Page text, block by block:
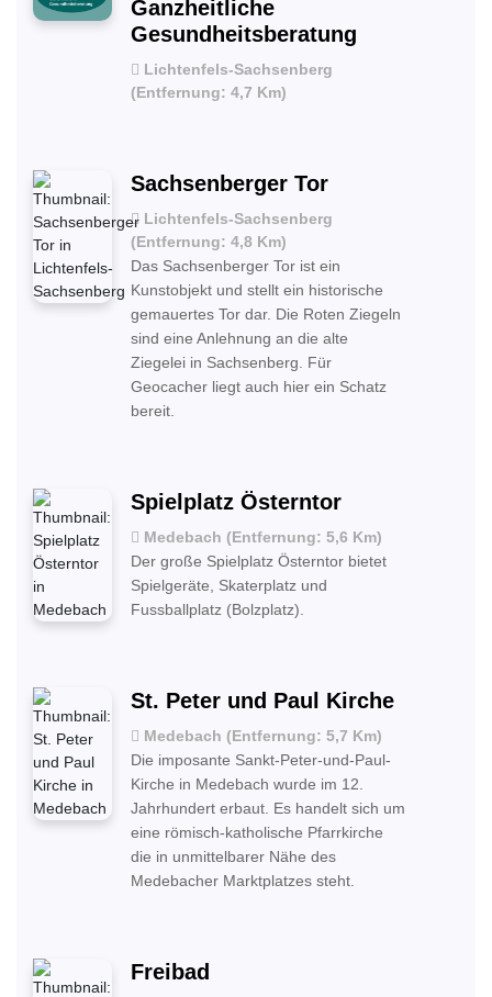
Ganzheitliche
Gesundheitsberatung
Lichtenfels-Sachsenberg
(Entfernung: 4,7 Km)
Sachsenberger Tor
Lichtenfels-Sachsenberg
(Entfernung: 4,8 Km)
Das Sachsenberger Tor ist ein
Kunstobjekt und stellt ein historische
gemauertes Tor dar. Die Roten Ziegeln
sind eine Anlehnung an die alte
Ziegelei in Sachsenberg. Für
Geocacher liegt auch hier ein Schatz
bereit.
Spielplatz Österntor
Medebach (Entfernung: 5,6 Km)
Der große Spielplatz Österntor bietet
Spielgeräte, Skaterplatz und
Fussballplatz (Bolzplatz).
St. Peter und Paul Kirche
Medebach (Entfernung: 5,7 Km)
Die imposante Sankt-Peter-und-Paul-
Kirche in Medebach wurde im 12.
Jahrhundert erbaut. Es handelt sich um
eine römisch-katholische Pfarrkirche
die in unmittelbarer Nähe des
Medebacher Marktplatzes steht.
Freibad